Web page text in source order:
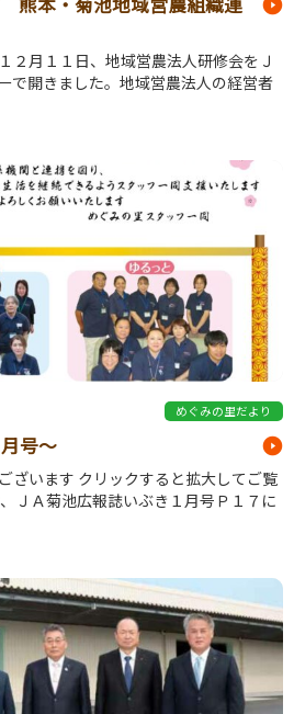
熊本・菊池地域営農組織連
２月１１日、地域営農法人研修会をＪ
で開きました。地域営農法人の経営者
めぐみの里だより
号～
ざいます クリックすると拡大してご覧
ＪＡ菊池広報誌いぶき１月号Ｐ１７に